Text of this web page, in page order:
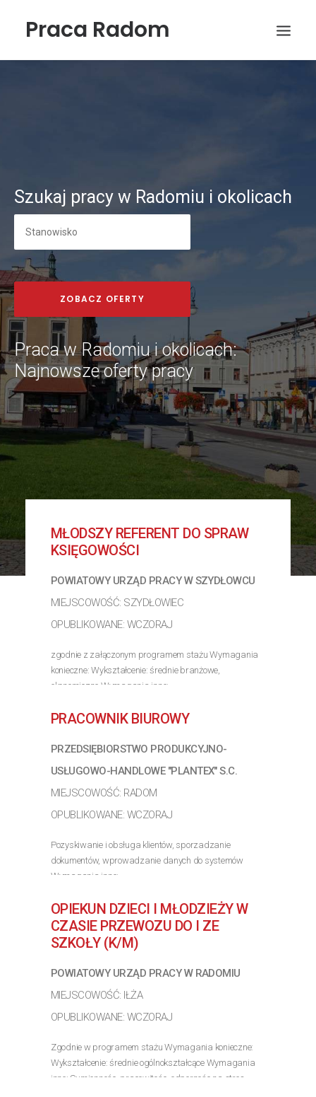
Praca Radom
Szukaj pracy w Radomiu i okolicach
Praca w Radomiu i okolicach:
Najnowsze oferty pracy
MŁODSZY REFERENT DO SPRAW
KSIĘGOWOŚCI
POWIATOWY URZĄD PRACY W SZYDŁOWCU
MIEJSCOWOŚĆ: SZYDŁOWIEC
OPUBLIKOWANE: WCZORAJ
zgodnie z załączonym programem stażu Wymagania
konieczne: Wykształcenie: średnie branżowe,
ekonomiczne Wymagania inne:
PRACOWNIK BIUROWY
PRZEDSIĘBIORSTWO PRODUKCYJNO-
USŁUGOWO-HANDLOWE "PLANTEX" S.C.
MIEJSCOWOŚĆ: RADOM
OPUBLIKOWANE: WCZORAJ
Pozyskiwanie i obsługa klientów, sporzadzanie
dokumentów, wprowadzanie danych do systemów
Wymagania inne:
OPIEKUN DZIECI I MŁODZIEŻY W
CZASIE PRZEWOZU DO I ZE
SZKOŁY (K/M)
POWIATOWY URZĄD PRACY W RADOMIU
MIEJSCOWOŚĆ: IŁŻA
OPUBLIKOWANE: WCZORAJ
Zgodnie w programem stażu Wymagania konieczne:
Wykształcenie: średnie ogólnokształcące Wymagania
inne: Sumiennośc, pracowitośc, odpornośc na stres.